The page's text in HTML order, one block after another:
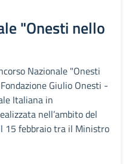
"Onesti nello
Nazionale "Onesti
Giulio Onesti -
Italiana in
nell’ambito del
15 febbraio tra il Ministro